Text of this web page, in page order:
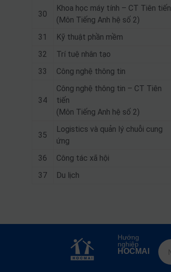
30
Khoa học máy tính – CT Tiên tiến
(Môn Tiếng Anh hệ số 2)
31 Kỹ thuật phần mềm
32
Trí tuệ nhân tạo
33
Công nghệ thông tin
34
Công nghệ thông tin – CT Tiên
tiến
(Môn Tiếng Anh hệ số 2)
35
Logistics và quản lý chuỗi cung
ứng
36 Công tác xã hội
37
Du lịch
Hướng
nghiệp
HOCMAI